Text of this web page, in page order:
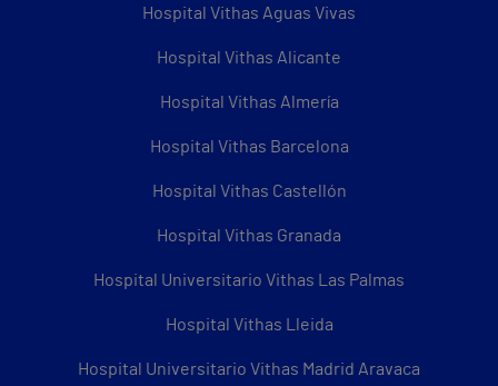
Hospital Vithas Aguas Vivas
Hospital Vithas Alicante
Hospital Vithas Almería
Hospital Vithas Barcelona
Hospital Vithas Castellón
Hospital Vithas Granada
Hospital Universitario Vithas Las Palmas
Hospital Vithas Lleida
Hospital Universitario Vithas Madrid Aravaca